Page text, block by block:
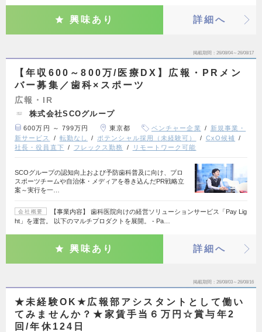
興味あり 詳細へ
掲載期間 26/08/04～26/08/17
【年収600～800万/医療DX】広報・PRメン
バー募集／歯科×スポーツ
広報・IR
株式会社SCOグループ
600万円 ～ 799万円 東京都 ベンチャー企業
新規事業・
新サービス
転勤なし ポテンシャル採用（未経験可）
CxO候補
社長・役員直下
フレックス勤務 リモートワーク可能
SCOグループの認知向上および予防歯科普及に向け、プロ
スポーツチームや自治体・メディアを巻き込んだPR戦略立
案～実行を一…
会社概要
【事業内容】 歯科医院向けの経営ソリューションサービス「Pay Lig
ht」を運営。 以下のマルチプロダクトを展開。 - Pa…
興味あり 詳細へ
掲載期間 26/08/03～26/08/16
★未経験OK★広報部アシスタントとして働い
てみませんか？★家賃手当６万円☆賞与年2
回/年休124日